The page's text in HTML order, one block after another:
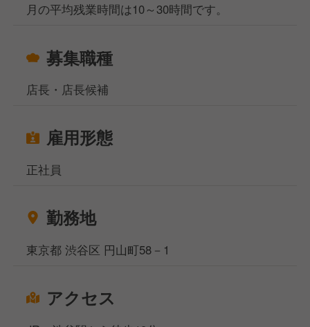
月の平均残業時間は10～30時間です。
募集職種
店長・店長候補
雇用形態
正社員
勤務地
東京都 渋谷区 円山町58－1
アクセス